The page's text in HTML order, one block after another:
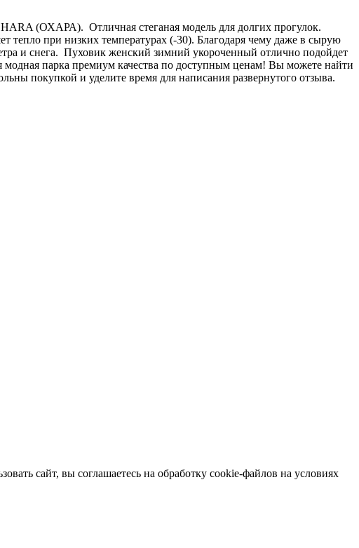
(ОХАРА). Отличная стеганая модель для долгих прогулок.
тепло при низких температурах (-30). Благодаря чему даже в сырую
и снега. Пуховик женский зимний укороченный отлично подойдет
парка премиум качества по доступным ценам! Вы можете найти
покупкой и уделите время для написания развернутого отзыва.
сайт, вы соглашаетесь на обработку cookie-файлов на условиях